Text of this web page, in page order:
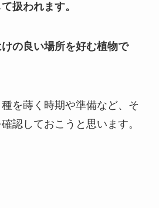
扱われます。
の良い場所を好む植物で
を蒔く時期や準備など、そ
認しておこうと思います。